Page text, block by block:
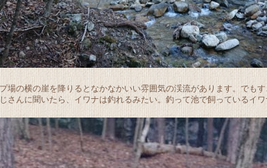
場の横の崖を降りるとなかなかいい雰囲気の渓流があります。でも
さんに聞いたら、イワナは釣れるみたい。釣って池で飼っているイワ